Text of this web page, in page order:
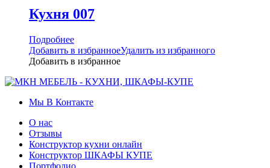
Кухня 007
Подробнее
Добавить в избранноеУдалить из избранного
Добавить в избранное
Мы В Контакте
О нас
Отзывы
Конструктор кухни онлайн
Конструктор ШКАФЫ КУПЕ
Портфолио